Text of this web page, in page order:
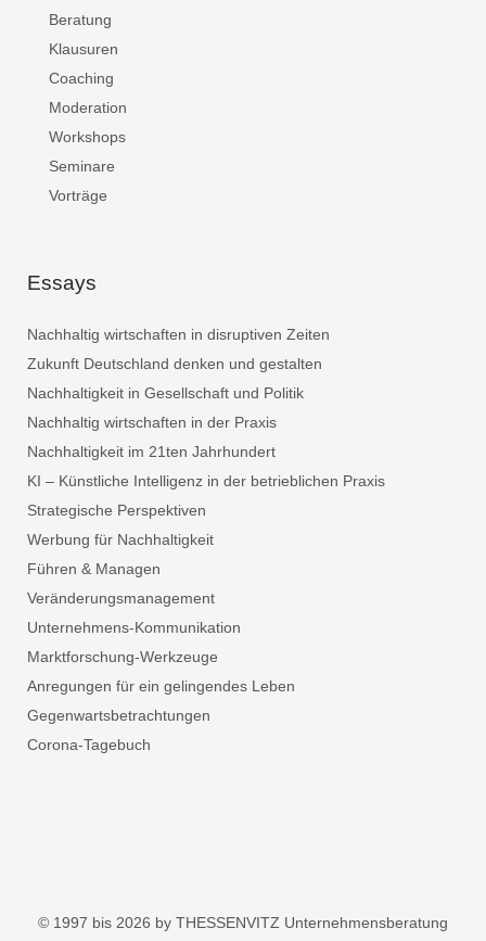
Beratung
Klausuren
Coaching
Moderation
Workshops
Seminare
Vorträge
Essays
Nachhaltig wirtschaften in disruptiven Zeiten
Zukunft Deutschland denken und gestalten
Nachhaltigkeit in Gesellschaft und Politik
Nachhaltig wirtschaften in der Praxis
Nachhaltigkeit im 21ten Jahrhundert
KI – Künstliche Intelligenz in der betrieblichen Praxis
Strategische Perspektiven
Werbung für Nachhaltigkeit
Führen & Managen
Veränderungsmanagement
Unternehmens-Kommunikation
Marktforschung-Werkzeuge
Anregungen für ein gelingendes Leben
Gegenwartsbetrachtungen
Corona-Tagebuch
© 1997 bis 2026 by THESSENVITZ Unternehmensberatung